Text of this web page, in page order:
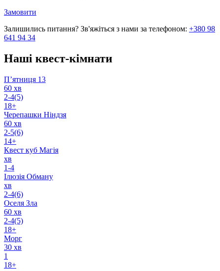
Замовити
Залишились питання? Зв'яжіться з нами за телефоном: +380 98
641 94 34
Наші квест-кімнати
П’ятниця 13
60 хв
2-4(5)
18+
Черепашки Ніндзя
60 хв
2-5(6)
14+
Квест куб Магія
хв
1-4
Ілюзія Обману
хв
2-4(6)
Оселя Зла
60 хв
2-4(5)
18+
Морг
30 хв
1
18+